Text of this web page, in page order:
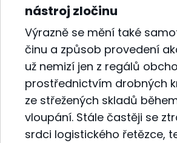
nástroj zločinu
Výrazně se mění také
činu a způsob provedení
už nemizí jen z regálů
prostřednictvím drobných
ze střežených skladů
vloupání. Stále častěji se
srdci logistického řetězce,